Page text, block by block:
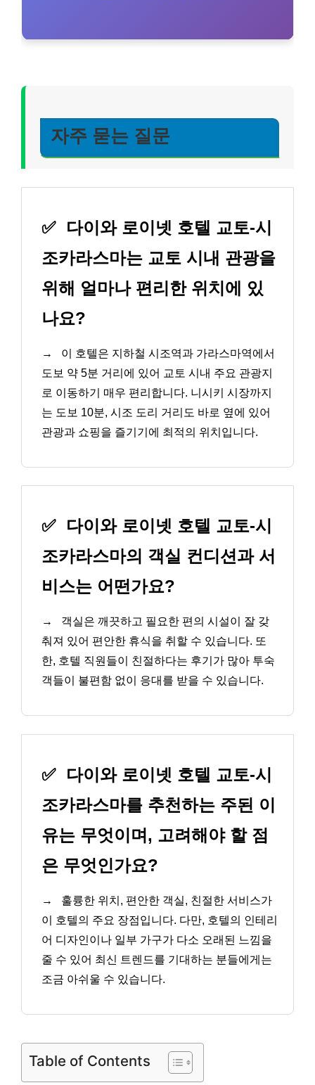
자주 묻는 질문
✅
다이와 로이넷 호텔 교토-시
조카라스마는 교토 시내 관광을
위해 얼마나 편리한 위치에 있
나요?
→
이 호텔은 지하철 시조역과 가라스마역에서
도보 약 5분 거리에 있어 교토 시내 주요 관광지
로 이동하기 매우 편리합니다. 니시키 시장까지
는 도보 10분, 시조 도리 거리도 바로 옆에 있어
관광과 쇼핑을 즐기기에 최적의 위치입니다.
✅
다이와 로이넷 호텔 교토-시
조카라스마의 객실 컨디션과 서
비스는 어떤가요?
→
객실은 깨끗하고 필요한 편의 시설이 잘 갖
춰져 있어 편안한 휴식을 취할 수 있습니다. 또
한, 호텔 직원들이 친절하다는 후기가 많아 투숙
객들이 불편함 없이 응대를 받을 수 있습니다.
✅
다이와 로이넷 호텔 교토-시
조카라스마를 추천하는 주된 이
유는 무엇이며, 고려해야 할 점
은 무엇인가요?
→
훌륭한 위치, 편안한 객실, 친절한 서비스가
이 호텔의 주요 장점입니다. 다만, 호텔의 인테리
어 디자인이나 일부 가구가 다소 오래된 느낌을
줄 수 있어 최신 트렌드를 기대하는 분들에게는
조금 아쉬울 수 있습니다.
Table of Contents